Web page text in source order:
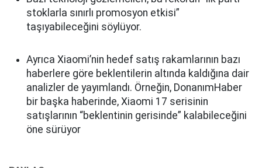
stoklarla sınırlı promosyon etkisi”
taşıyabileceğini söylüyor.
Ayrıca Xiaomi’nin hedef satış rakamlarının bazı
haberlere göre beklentilerin altında kaldığına dair
analizler de yayımlandı. Örneğin, DonanımHaber
bir başka haberinde, Xiaomi 17 serisinin
satışlarının “beklentinin gerisinde” kalabileceğini
öne sürüyor